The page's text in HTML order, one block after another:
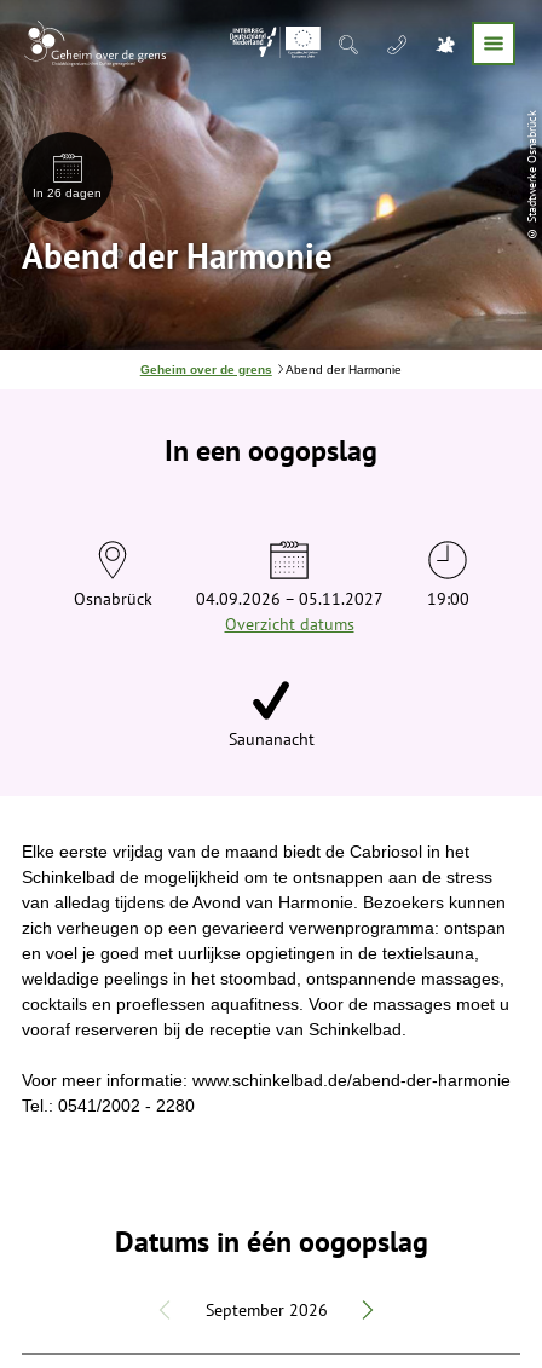
© Stadtwerke Osnabrück
In 26 dagen
Abend der Harmonie
J
e
Geheim over de grens Abend der Harmonie
In een oogopslag
Osnabrück
04.09.2026 – 05.11.2027
Overzicht datums
19:00
Saunanacht
Elke eerste vrijdag van de maand biedt de Cabriosol in het
Schinkelbad de mogelijkheid om te ontsnappen aan de stress
van alledag tijdens de Avond van Harmonie. Bezoekers kunnen
zich verheugen op een gevarieerd verwenprogramma: ontspan
en voel je goed met uurlijkse opgietingen in de textielsauna,
weldadige peelings in het stoombad, ontspannende massages,
cocktails en proeflessen aquafitness. Voor de massages moet u
vooraf reserveren bij de receptie van Schinkelbad.
Voor meer informatie: www.schinkelbad.de/abend-der-harmonie
Tel.: 0541/2002 - 2280
Datums in één oogopslag
September 2026